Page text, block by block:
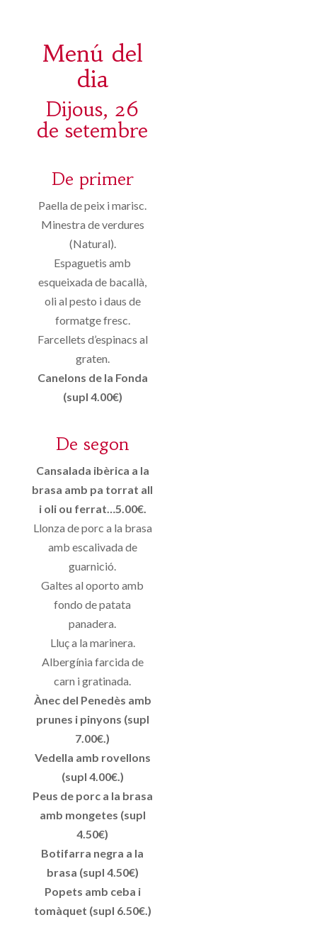
Menú del
dia
Dijous, 26
de setembre
De primer
Paella de peix i marisc.
Minestra de verdures
(Natural).
Espaguetis amb
esqueixada de bacallà,
oli al pesto i daus de
formatge fresc.
Farcellets d’espinacs al
graten.
Canelons de la Fonda
(supl 4.00€)
De segon
Cansalada ibèrica a la
brasa amb pa torrat all
i oli ou ferrat…5.00€.
Llonza de porc a la brasa
amb escalivada de
guarnició.
Galtes al oporto amb
fondo de patata
panadera.
Lluç a la marinera.
Albergínia farcida de
carn i gratinada.
Ànec del Penedès amb
prunes i pinyons (supl
7.00€.)
Vedella amb rovellons
(supl 4.00€.)
Peus de porc a la brasa
amb mongetes (supl
4.50€)
Botifarra negra a la
brasa (supl 4.50€)
Popets amb ceba i
tomàquet (supl 6.50€.)